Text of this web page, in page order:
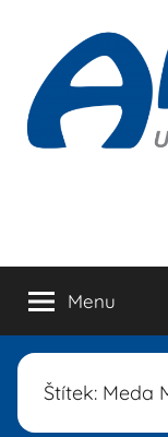
obsahu
Menu
Štítek: Meda